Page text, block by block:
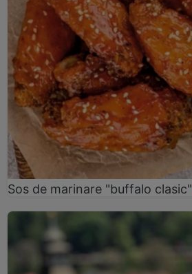
Sos de marinare "buffalo clasic"